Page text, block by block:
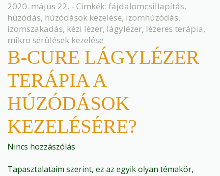
2020. május 22. - Címkék: fájdalomcsillapítás,
húzódás, húzódások kezelése, izomhúzódás,
izomszakadás, kézi lézer, lágylézer, lézeres terápia,
mikro sérülések kezelése
B-CURE LÁGYLÉZER
TERÁPIA A
HÚZÓDÁSOK
KEZELÉSÉRE?
Nincs hozzászólás
Tapasztalataim szerint, ez az egyik olyan témakör,